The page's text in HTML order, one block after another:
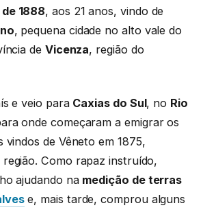
1888, aos 21 anos, vindo de
, pequena cidade no alto vale do
de Vicenza, região do
e veio para Caxias do Sul, no Rio
onde começaram a emigrar os
vindos de Vêneto em 1875,
Como rapaz instruído,
ajudando na medição de terras
e, mais tarde, comprou alguns